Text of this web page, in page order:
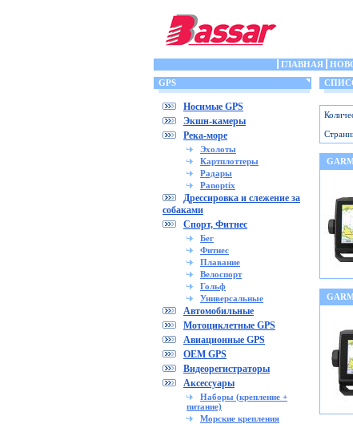
ГЛАВНАЯ
GPS
Носимые GPS
Экшн-камеры
Река-море
Эхолоты
Картплоттеры
Радары
Panoptix
Дрессировка и слежение за
собаками
Спорт, Фитнес
Бег
Фитнес
Плавание
Велоспорт
Гольф
Универсальные
Автомобильные
Мотоциклетные GPS
Авиационные GPS
OEM GPS
Видеорегистраторы
Аксессуары
Наборы (крепление +
питание)
Морские крепления